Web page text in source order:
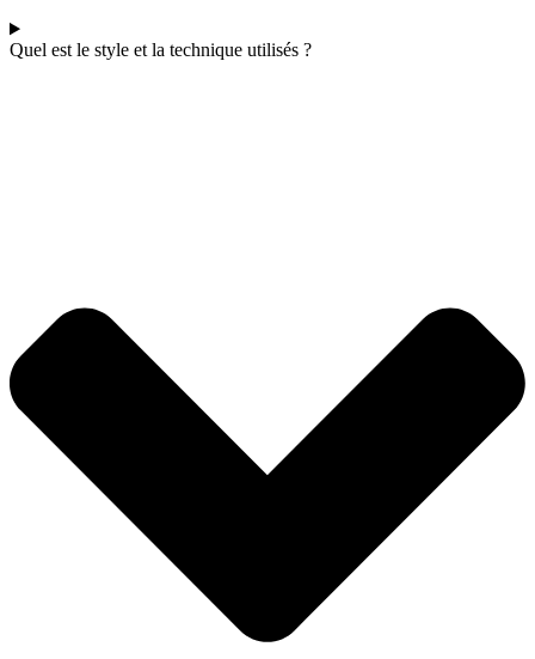
Quel est le style et la technique utilisés ?